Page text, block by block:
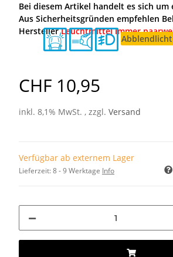
Bei diesem Artikel handelt es sich um
Aus Sicherheitsgründen empfehlen
HerstellerLeuchtmittel immer
Abblendlicht
CHF 10,95
inkl. 8,1% MwSt. , zzgl. Versand
Verfügbar ab externem Lager
Lieferzeit:8 - 9 Werktage Info